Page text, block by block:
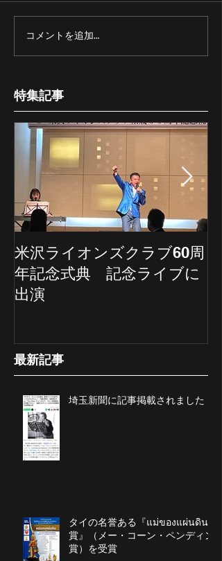
特集記事
最新記事
コメントを追加…
米沢ライオンズクラブ60周
年記念式典 記念ライブに
出演
埼玉新聞に記事掲載されました
タイの名誉ある『แม่ของแผ่นดิน
賞』（メー・コーン・ペンディン
賞）を受賞